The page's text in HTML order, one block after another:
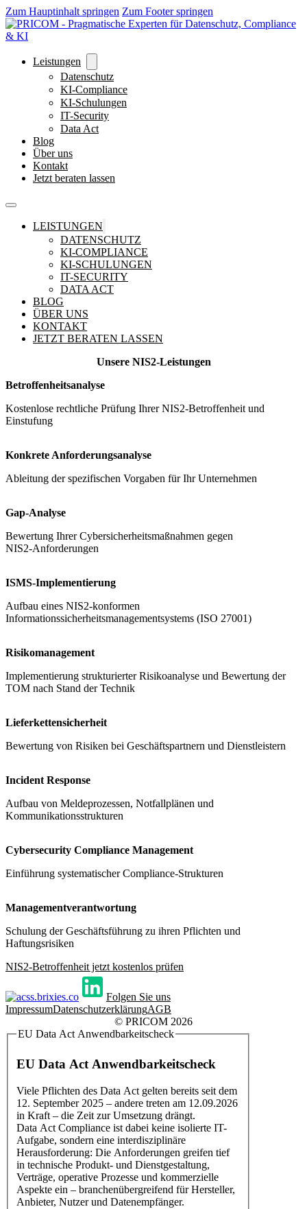
Zum Hauptinhalt springen Zum Footer springen
Leistungen
Datenschutz
KI-Compliance
KI-Schulungen
IT-Security
Data Act
Blog
Über uns
Kontakt
Jetzt beraten lassen
LEISTUNGEN
DATENSCHUTZ
KI-COMPLIANCE
KI-SCHULUNGEN
IT-SECURITY
DATA ACT
BLOG
ÜBER UNS
KONTAKT
JETZT BERATEN LASSEN
Unsere NIS2-Leistungen
Betroffenheitsanalyse
Kostenlose rechtliche Prüfung Ihrer NIS2-Betroffenheit und
Einstufung
Konkrete Anforderungsanalyse
Ableitung der spezifischen Vorgaben für Ihr Unternehmen
Gap-Analyse
Bewertung Ihrer Cybersicherheitsmaßnahmen gegen
NIS2-Anforderungen
ISMS-Implementierung
Aufbau eines NIS2-konformen
Informationssicherheitsmanagementsystems (ISO 27001)
Risikomanagement
Implementierung strukturierter Risikoanalyse und Bewertung der
TOM nach Stand der Technik
Lieferkettensicherheit
Bewertung von Risiken bei Geschäftspartnern und Dienstleistern
Incident Response
Aufbau von Meldeprozessen, Notfallplänen und
Kommunikationsstrukturen
Cybersecurity Compliance Management
Einführung systematischer Compliance-Strukturen
Managementverantwortung
Schulung der Geschäftsführung zu ihren Pflichten und
Haftungsrisiken
NIS2-Betroffenheit jetzt kostenlos prüfen
Folgen Sie uns
ImpressumDatenschutzerklärungAGB
© PRICOM 2026
EU Data Act Anwendbarkeitscheck
EU Data Act Anwendbarkeitscheck
Viele Pflichten des Data Act gelten bereits seit dem
12. September 2025 – andere treten am 12.09.2026
in Kraft – die Zeit zur Umsetzung drängt.
Data Act Compliance ist dabei keine isolierte IT-
Aufgabe, sondern eine interdisziplinäre
Herausforderung: Die Anforderungen greifen tief
in technische Produkt- und Dienstgestaltung,
Verträge, operative Prozesse und kommerzielle
Aspekte ein – branchenübergreifend für Hersteller,
Anbieter, Nutzer und Datenempfänger.